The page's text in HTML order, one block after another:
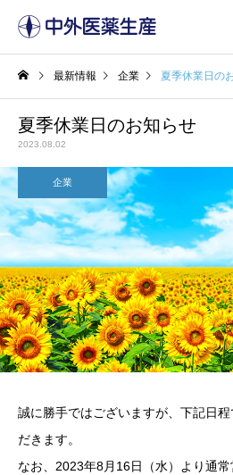
最新情報 企業 夏季休業日の
夏季休業日のお知らせ
2023.08.02
企業
誠に勝手ではございますが、下記日
だきます。
なお、2023年8月16日（水）より通常